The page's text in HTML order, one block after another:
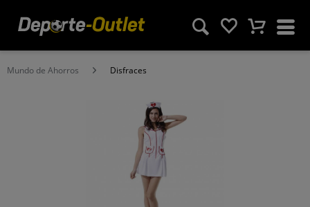
Mundo de Ahorros Disfraces